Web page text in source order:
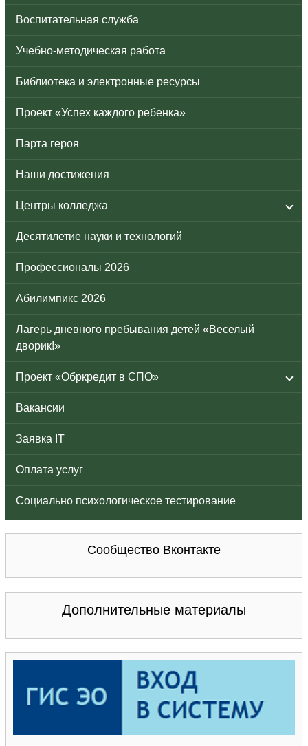
Воспитательная служба
Учебно-методическая работа
Библиотека и электронные ресурсы
Проект «Успех каждого ребенка»
Парта героя
Наши достижения
Центры колледжа
Десятилетие науки и технологий
Профессионалы 2026
Абилимпикс 2026
Лагерь дневного пребывания детей «Веселый
дворик!»
Проект «Обркредит в СПО»
Вакансии
Заявка IT
Оплата услуг
Социально психологическое тестирование
Сообщество Вконтакте
Дополнительные материалы